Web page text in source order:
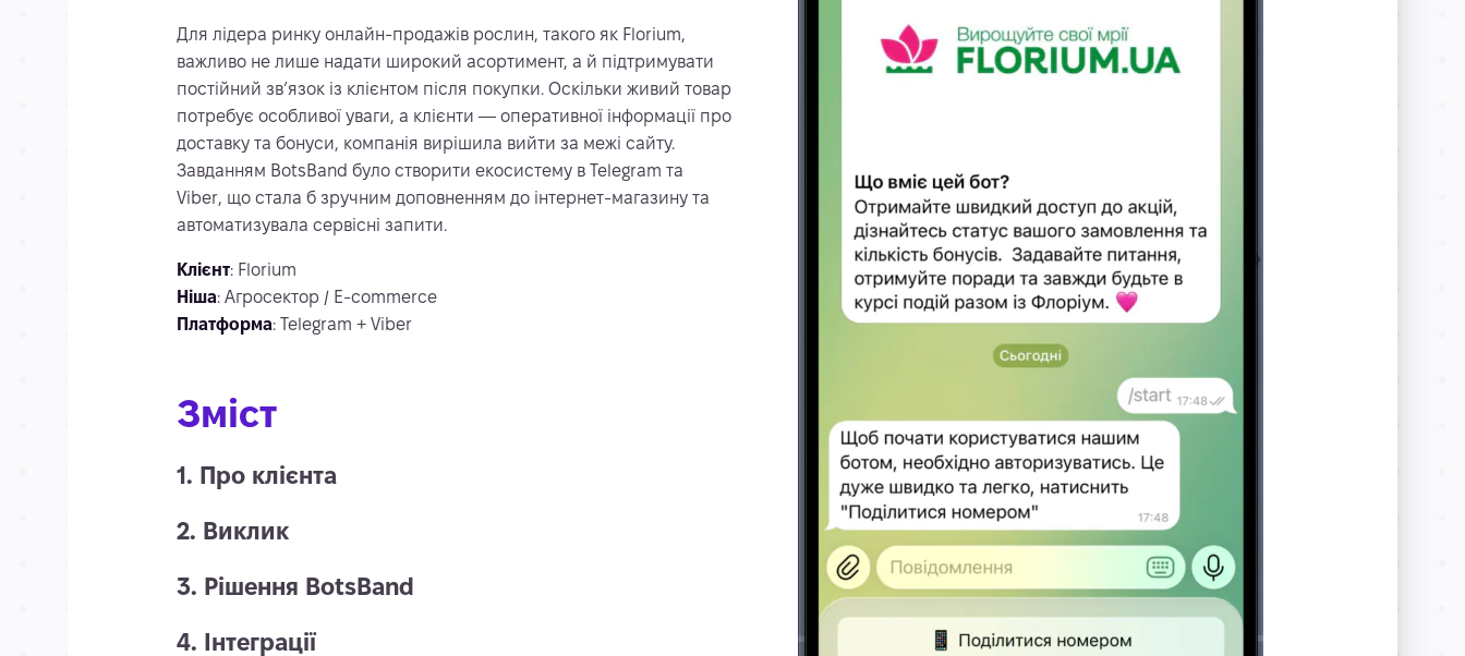
Для лідера ринку онлайн-продажів рослин, такого як Florium,
важливо не лише надати широкий асортимент, а й підтримувати
постійний зв’язок із клієнтом після покупки. Оскільки живий товар
потребує особливої уваги, а клієнти — оперативної інформації про
доставку та бонуси, компанія вирішила вийти за межі сайту.
Завданням BotsBand було створити екосистему в Telegram та
Viber, що стала б зручним доповненням до інтернет-магазину та
автоматизувала сервісні запити.
Клієнт: Florium
Ніша: Агросектор / E-commerce
Платформа: Telegram + Viber
Зміст
1. Про клієнта
2. Виклик
3. Рішення BotsBand
4. Інтеграції